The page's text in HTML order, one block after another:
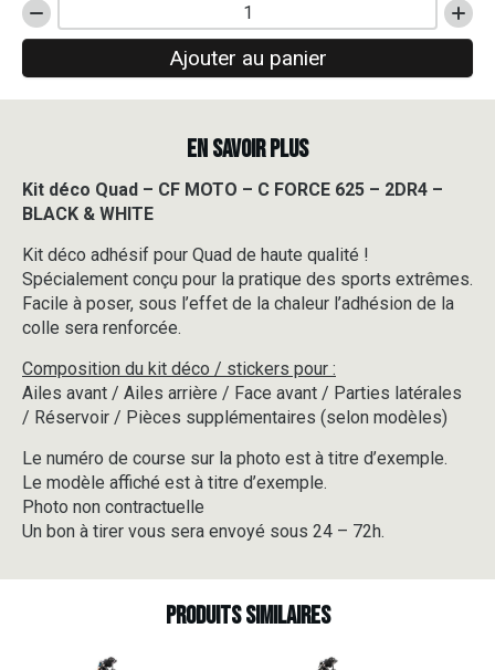
quantité
de
Quad
-
C
625
-
2DR4
-
BLACK
&
WHITE
Ajouter au panier
EN SAVOIR PLUS
Kit déco Quad – CF MOTO – C FORCE 625 – 2DR4 –
BLACK & WHITE
Kit déco adhésif pour Quad de haute qualité !
Spécialement conçu pour la pratique des sports extrêmes.
Facile à poser, sous l’effet de la chaleur l’adhésion de la
colle sera renforcée.
Composition du kit déco / stickers pour :
Ailes avant / Ailes arrière / Face avant / Parties latérales
/ Réservoir / Pièces supplémentaires (selon modèles)
Le numéro de course sur la photo est à titre d’exemple.
Le modèle affiché est à titre d’exemple.
Photo non contractuelle
Un bon à tirer vous sera envoyé sous 24 – 72h.
Produits similaires